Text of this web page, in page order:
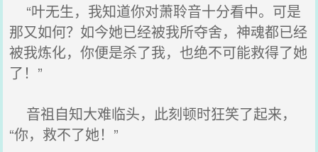
“叶无生，我知道你对萧聆音十分看中。可是
那又如何？如今她已经被我所夺舍，神魂都已经
被我炼化，你便是杀了我，也绝不可能救得了她
了！”
音祖自知大难临头，此刻顿时狂笑了起来，
“你，救不了她！”